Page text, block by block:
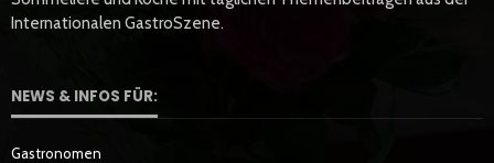
Internationalen GastroSzene.
NEWS & INFOS FÜR:
Gastronomen